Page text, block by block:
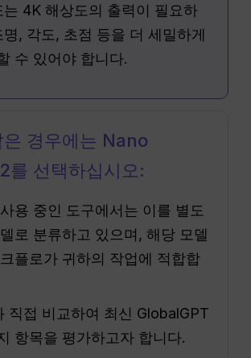
는 4K 해상도의 출력이 필요하
명, 각도, 초점 등을 더 세밀하게
수 있어야 합니다.
은 경우에는 Nano
를 선택하십시오:
용 중인 도구에서는 이를 별도
로 분류하고 있으며, 해당 모델
플로가 귀하의 작업에 적합합
직접 비교하여 최신 GlobalGPT
항목을 평가하고자 합니다.